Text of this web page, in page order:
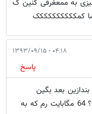
میخام ی چیزی به ممعغرفی کنین ک
کمکککککککککک
۰۴:۱۸ - ۱۳۹۳/۰۹/۱۵
پاسخ
بعد بگین
ارزوووووون,دوربین 3 مگاپیکسلی هم شد دوربین؟؟؟؟ 64 مگابایت رم که به